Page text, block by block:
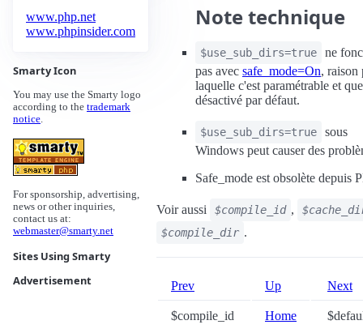
www.php.net
www.phpinsider.com
Smarty Icon
You may use the Smarty logo
according to the trademark
notice.
For sponsorship, advertising,
news or other inquiries,
contact us at:
webmaster@smarty.net
Sites Using Smarty
Advertisement
Note technique
$use_sub_dirs=true
ne
pas avec safe_mode=On, raison
laquelle c'est paramétrable et
désactivé par défaut.
$use_sub_dirs=true
sous
Windows peut causer des
Safe_mode est obsolète depuis
Voir aussi $compile_id ,
$compile_dir .
Prev Up Next
$compile_id Home